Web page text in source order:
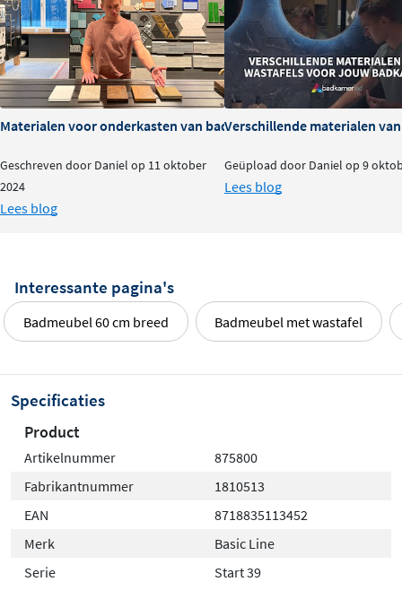
Materialen voor onderkasten van badkamermeubels: voor- en
Geschreven door Daniel op 11 oktober
2024
Lees blog
Verschillende materialen
Geüpload door Daniel op 9
Lees blog
Interessante pagina's
Badmeubel 60 cm breed Badmeubel met wastafel
Specificaties
Product
Artikelnummer
875800
Fabrikantnummer
1810513
EAN
8718835113452
Merk
Basic Line
Serie
Start 39